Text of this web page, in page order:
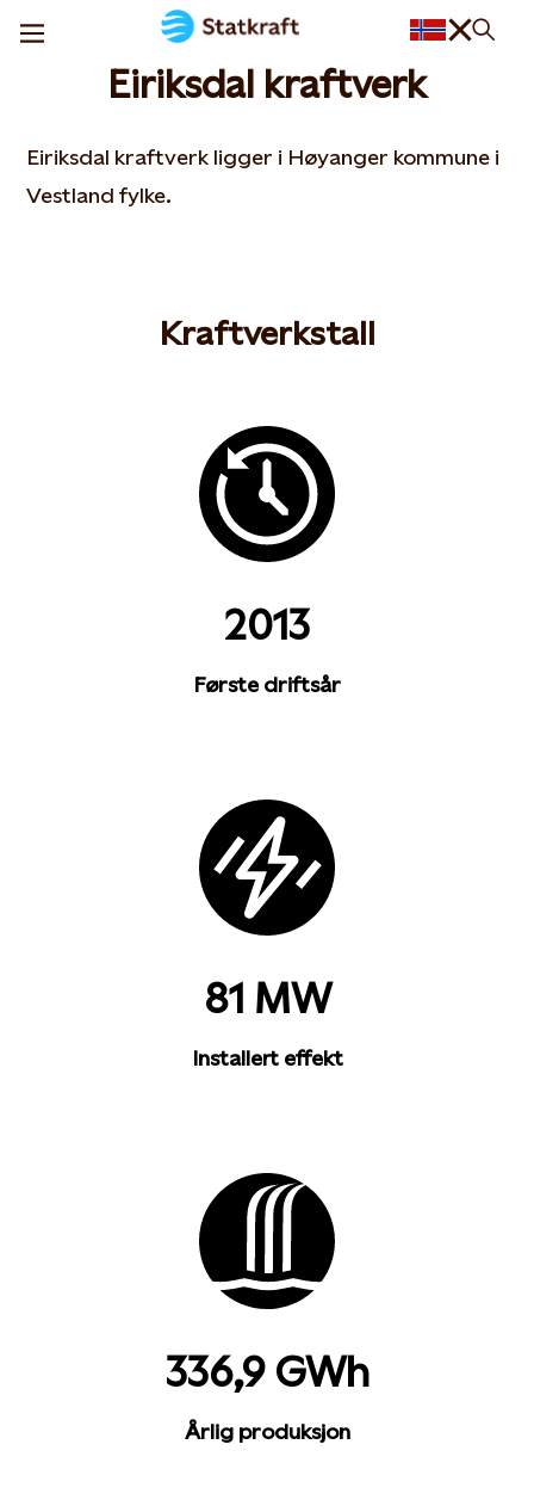
Eiriksdal kraftverk
Eiriksdal kraftverk ligger i Høyanger kommune i
Vestland fylke.
Kraftverkstall
2013
Første driftsår
81 MW
Installert effekt
336,9 GWh
Årlig produksjon